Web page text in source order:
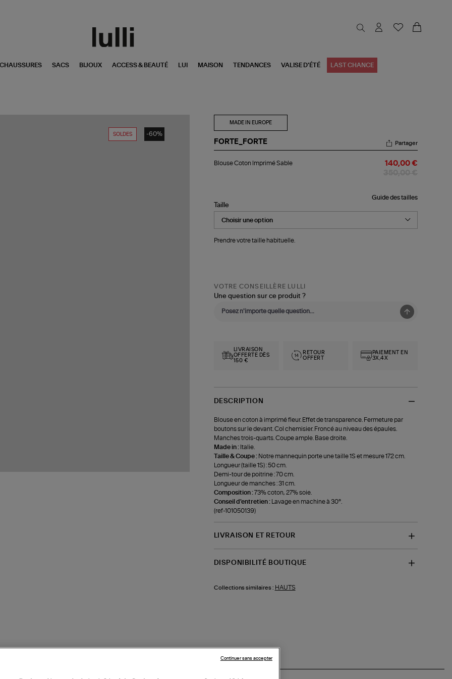
CHAUSSURES SACS BIJOUX ACCESS & BEAUTÉ LUI MAISON TENDANCES VALISE D'ÉTÉ LAST CHANCE
SOLDES -60%
MADE IN EUROPE
FORTE_FORTE
Coton
Partager
Blouse Coton Imprimé Sable 140,00 €
Guide des tailles
Taille
Prendre votre taille habituelle.
VOTRE CONSEILLÈRE LULLI
Une question sur ce produit ?
LIVRAISON
OFFERTE DÈS
150 €
RETOUR
OFFERT
PAIEMENT EN
3X,4X
DESCRIPTION
Blouse en coton à imprimé fleur. Effet de transparence. Fermeture par
boutons sur le devant. Col chemisier. Froncé au niveau des épaules.
Manches trois-quarts. Coupe ample. Base droite.
Made in : Italie.
Taille & Coupe : Notre mannequin porte une taille 1S et mesure 172 cm.
Longueur (taille 1S) : 50 cm.
Demi-tour de poitrine : 70 cm.
Longueur de manches : 31 cm.
Composition :73% coton, 27% soie.
Conseil d'entretien :
Lavage en machine à 30°.
(ref-101050139)
LIVRAISON ET RETOUR
DISPONIBILITÉ BOUTIQUE
Collections similaires : HAUTS
Continuer sans accepter